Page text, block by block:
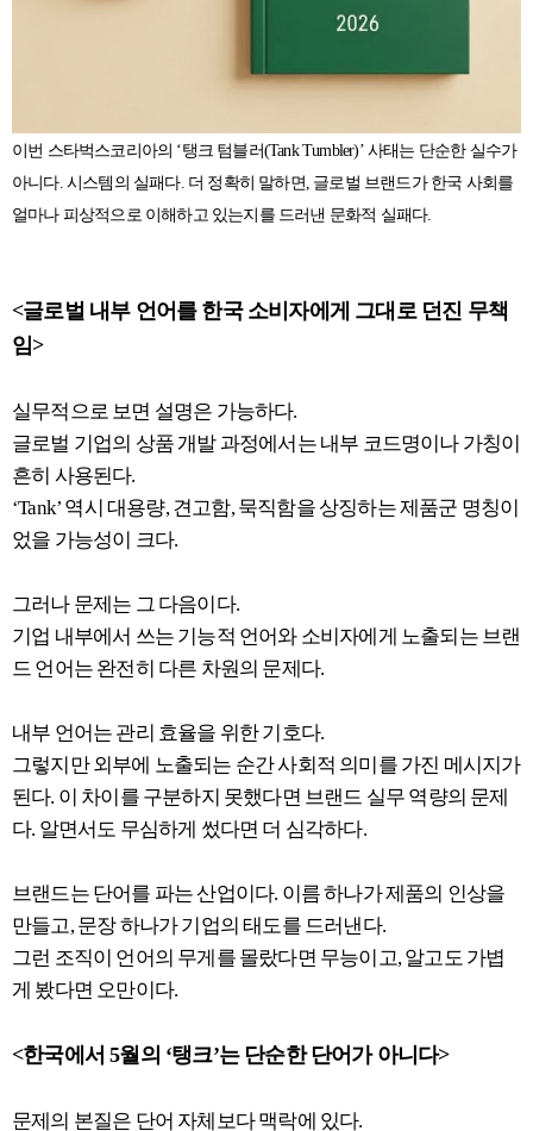
이번 스타벅스코리아의 ‘탱크 텀블러(Tank Tumbler)’ 사태는 단순한 실수가
아니다. 시스템의 실패다. 더 정확히 말하면, 글로벌 브랜드가 한국 사회를
얼마나 피상적으로 이해하고 있는지를 드러낸 문화적 실패다.
<글로벌 내부 언어를 한국 소비자에게 그대로 던진 무책
임>
실무적으로 보면 설명은 가능하다.
글로벌 기업의 상품 개발 과정에서는 내부 코드명이나 가칭이
흔히 사용된다.
‘Tank’ 역시 대용량, 견고함, 묵직함을 상징하는 제품군 명칭이
었을 가능성이 크다.
그러나 문제는 그 다음이다.
기업 내부에서 쓰는 기능적 언어와 소비자에게 노출되는 브랜
드 언어는 완전히 다른 차원의 문제다.
내부 언어는 관리 효율을 위한 기호다.
그렇지만 외부에 노출되는 순간 사회적 의미를 가진 메시지가
된다. 이 차이를 구분하지 못했다면 브랜드 실무 역량의 문제
다. 알면서도 무심하게 썼다면 더 심각하다.
브랜드는 단어를 파는 산업이다. 이름 하나가 제품의 인상을
만들고, 문장 하나가 기업의 태도를 드러낸다.
그런 조직이 언어의 무게를 몰랐다면 무능이고, 알고도 가볍
게 봤다면 오만이다.
<한국에서 5월의 ‘탱크’는 단순한 단어가 아니다>
문제의 본질은 단어 자체보다 맥락에 있다.